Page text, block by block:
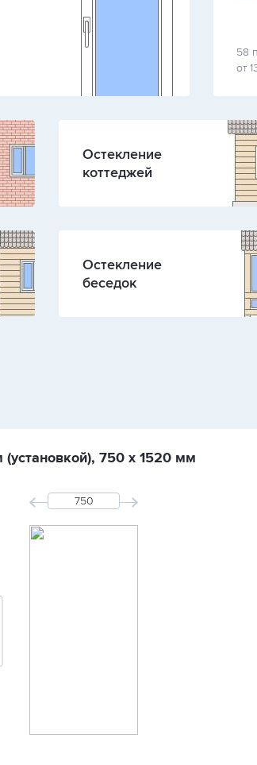
58
от
Остекление
коттеджей
Остекление
беседок
750 х 1520 мм